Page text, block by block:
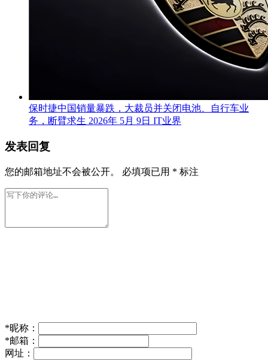
保时捷中国销量暴跌，大裁员并关闭电池、自行车业
务，断臂求生 2026年 5月 9日 IT业界
发表回复
您的邮箱地址不会被公开。 必填项已用 * 标注
*昵称：
*邮箱：
网址：